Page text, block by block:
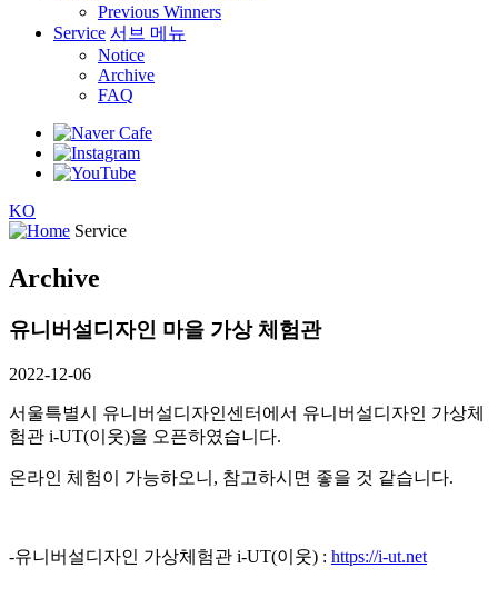
Previous Winners
Service 서브 메뉴
Notice
Archive
FAQ
KO
Service
Archive
유니버설디자인 마을 가상 체험관
2022-12-06
서울특별시 유니버설디자인센터에서 유니버설디자인 가상체
험관 i-UT(이웃)을 오픈하였습니다.
온라인 체험이 가능하오니, 참고하시면 좋을 것 같습니다.
-유니버설디자인 가상체험관 i-UT(이웃) : https://i-ut.net